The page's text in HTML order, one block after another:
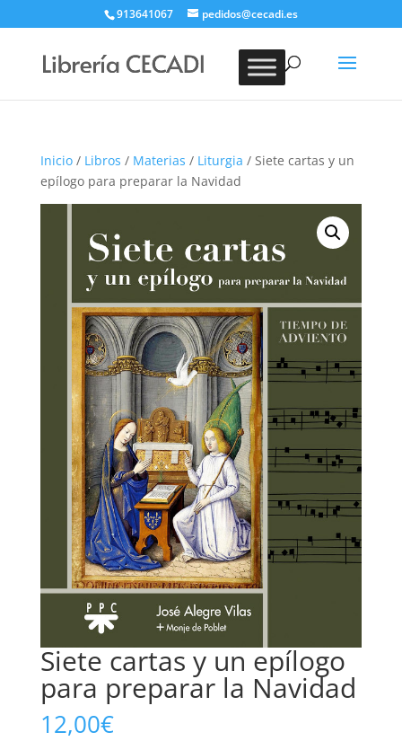
913641067 pedidos@cecadi.es
BUSCAR
Inicio/ Libros / Materias / Liturgia / Siete cartas y un
epílogo para preparar la Navidad
Siete cartas y un epílogo
para preparar la Navidad
12,00€